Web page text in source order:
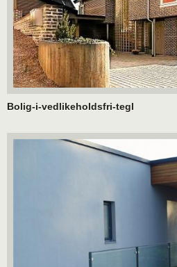
Bolig-i-vedlikeholdsfri-tegl